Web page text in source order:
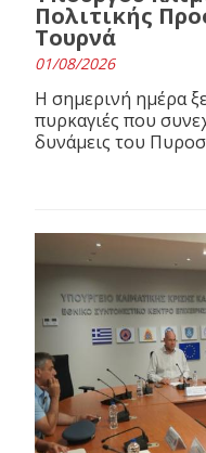
Πολιτικής
Τουρνά
01/08/2026
Η σημερινή ημέρα
πυρκαγιές που
δυνάμεις του